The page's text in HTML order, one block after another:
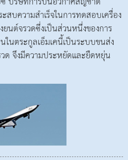
บความสำเร็จในการทดสอบเครื่อง
นต์จรวดซึ่งเป็นส่วนหนึ่งของการ
ในตระกูลเอ็มเคนี้เป็นระบบขนส่ง
ด จึงมีความประหยัดและยืดหยุ่น